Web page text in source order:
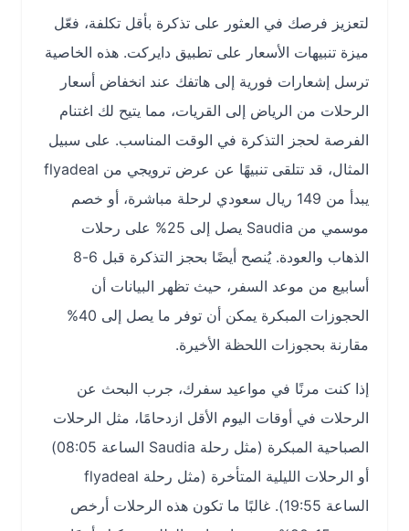
لتعزيز فرصك في العثور على تذكرة بأقل تكلفة، فعّل
ميزة تنبيهات الأسعار على تطبيق دايركت. هذه الخاصية
ترسل إشعارات فورية إلى هاتفك عند انخفاض أسعار
الرحلات من الرياض إلى القريات، مما يتيح لك اغتنام
الفرصة لحجز التذكرة في الوقت المناسب. على سبيل
المثال، قد تتلقى تنبيهًا عن عرض ترويجي من flyadeal
يبدأ من 149 ريال سعودي لرحلة مباشرة، أو خصم
موسمي من Saudia يصل إلى 25% على رحلات
الذهاب والعودة. يُنصح أيضًا بحجز التذكرة قبل 6-8
أسابيع من موعد السفر، حيث تظهر البيانات أن
الحجوزات المبكرة يمكن أن توفر ما يصل إلى 40%
مقارنة بحجوزات اللحظة الأخيرة.
إذا كنت مرنًا في مواعيد سفرك، جرب البحث عن
الرحلات في أوقات اليوم الأقل ازدحامًا، مثل الرحلات
الصباحية المبكرة (مثل رحلة Saudia الساعة 08:05)
أو الرحلات الليلية المتأخرة (مثل رحلة flyadeal
الساعة 19:55). غالبًا ما تكون هذه الرحلات أرخص